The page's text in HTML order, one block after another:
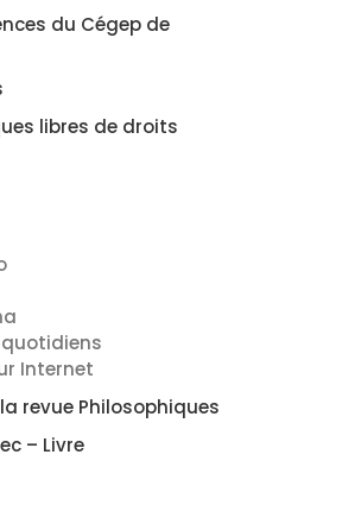
du Cégep de
libres de droits
Internet
revue Philosophiques
– Livre